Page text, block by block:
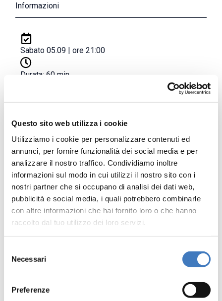
Questo sito web utilizza i cookie
Utilizziamo i cookie per personalizzare contenuti ed
annunci, per fornire funzionalità dei social media e per
analizzare il nostro traffico. Condividiamo inoltre
informazioni sul modo in cui utilizzi il nostro sito con i
nostri partner che si occupano di analisi dei dati web,
pubblicità e social media, i quali potrebbero combinarle
con altre informazioni che hai fornito loro o che hanno
raccolto dal tuo utilizzo dei loro servizi.
delNecessari
Preferenze
Informazioni
Sabato 05.09 | ore 21:00
Durata: 60 min
Età: 16+
Biglietto: 12€ - 16€
Acquista il biglietto